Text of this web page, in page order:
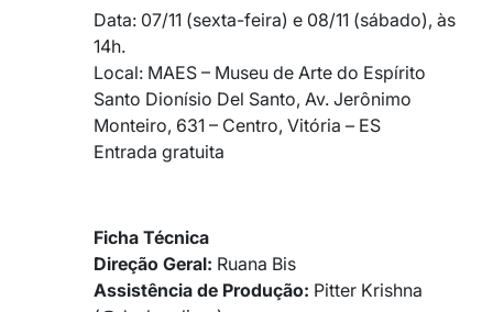
Data: 07/11 (sexta-feira) e 08/11 (sábado), às
14h.
Local: MAES – Museu de Arte do Espírito
Santo Dionísio Del Santo, Av. Jerônimo
Monteiro, 631 – Centro, Vitória – ES
Entrada gratuita
Ficha Técnica
Direção Geral: Ruana Bis
Assistência de Produção: Pitter Krishna